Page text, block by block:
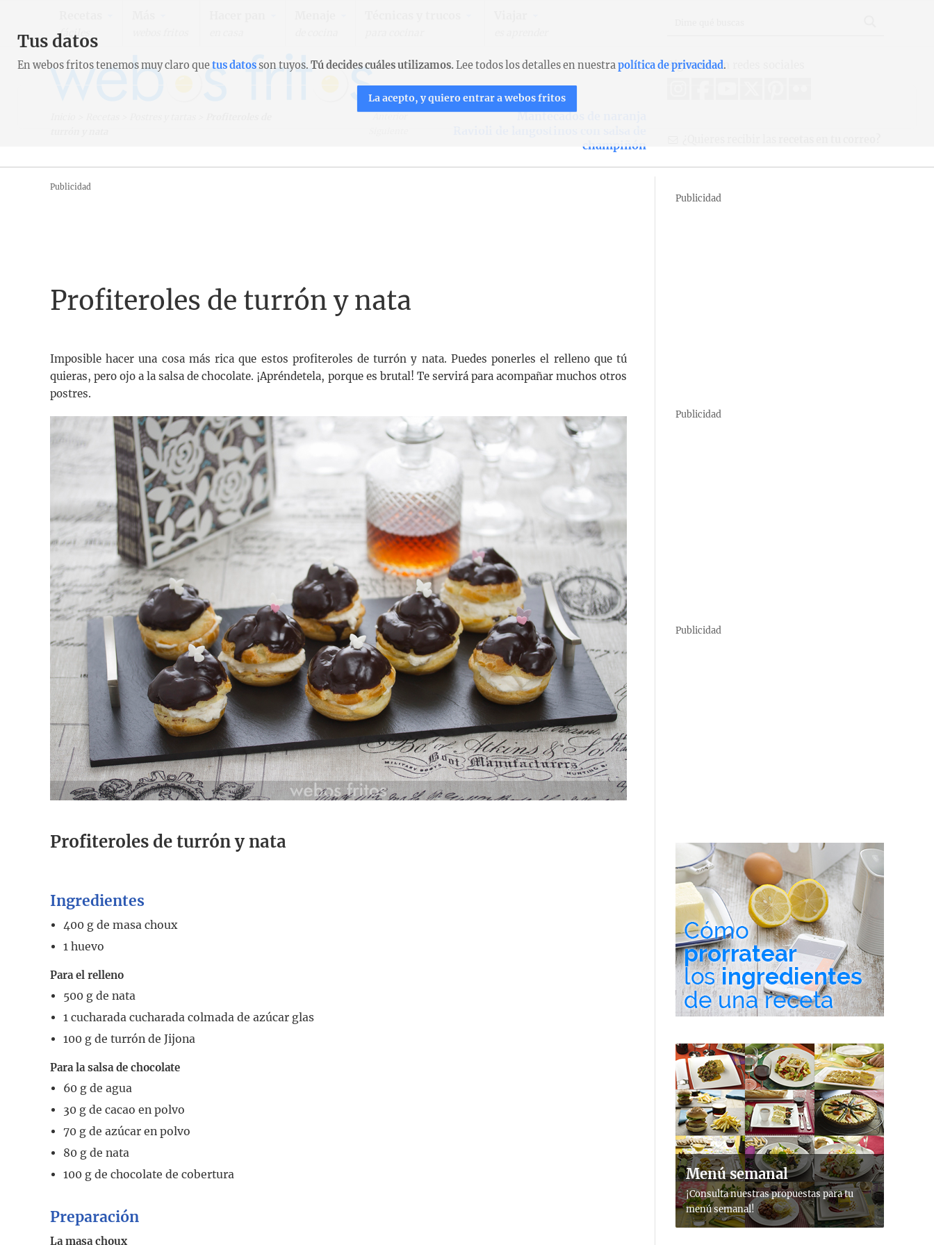
fáciles
Mantecados de naranja
champiñón
Síguenos en redes sociales
Publicidad
Profiteroles de turrón y nata
Imposible hacer una cosa más rica que estos profiteroles de turrón y nata. Puedes ponerles el relleno que tú
quieras, pero ojo a la salsa de chocolate. ¡Apréndetela, porque es brutal! Te servirá para acompañar muchos otros
postres.
Profiteroles de turrón y nata
Ingredientes
400 g de masa choux
1 huevo
Para el relleno
500 g de nata
1 cucharada cucharada colmada de azúcar glas
100 g de turrón de Jijona
Para la salsa de chocolate
60 g de agua
30 g de cacao en polvo
70 g de azúcar en polvo
80 g de nata
100 g de chocolate de cobertura
Preparación
La masa choux
Publicidad
Publicidad
Publicidad
Menú semanal
¡Consulta nuestras propuestas para tu
menú semanal!
Tus datos
En webos fritos tenemos muy claro quetus datosson tuyos. Tú decides cuáles utilizamos.Lee todos los detalles en nuestrapolítica de privacidad.
La acepto, y quiero entrar a webos fritos